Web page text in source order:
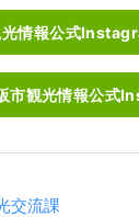
光情報公式
市観光情報公式
交流課